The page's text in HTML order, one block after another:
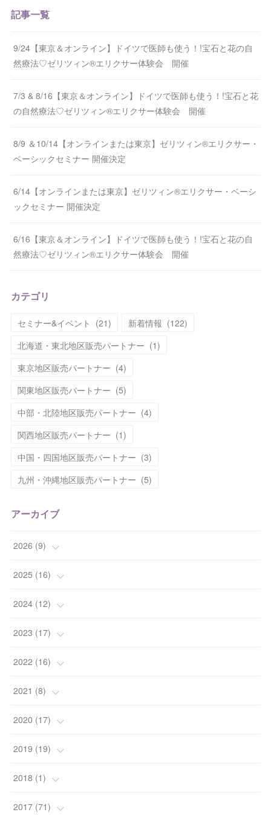
記事一覧
9/24【東京＆オンライン】ドイツで医師も使う！!宝石と花の自
然療法♡ゼリツィン®エリクサー体験会 開催
7/3 & 8/16【東京＆オンライン】ドイツで医師も使う！!宝石と花
の自然療法♡ゼリツィン®エリクサー体験会 開催
8/9 ＆10/14【オンラインまたは東京】ゼリツィン®エリクサー・
ベーシックセミナー 開催決定
6/14【オンラインまたは東京】ゼリツィン®エリクサー・ベーシ
ックセミナー 開催決定
6/16【東京＆オンライン】ドイツで医師も使う！!宝石と花の自
然療法♡ゼリツィン®エリクサー体験会 開催
カテゴリ
セミナー&イベント (21) 新着情報 (122)
北海道・東北地区販売パートナー (1)
東京地区販売パートナー (4)
関東地区販売パートナー (5)
中部・北陸地区販売パートナー (4)
関西地区販売パートナー (1)
中国・四国地区販売パートナー (3)
九州・沖縄地区販売パートナー (5)
アーカイブ
2026 (9)
(1)
( 2)
(2)
( 2)
(2
2025 (16)
( 2)
(2)
(6)
(4
2)
2024 (12)
(1)
(2)
(2
(3)
4)
2023 (17)
(1)
(5
(3)
( 4)
(2
2022 (16)
(1
(1)
(4)
(4
4)
2021 (8)
(3)
(2)
(1
(2)
2020 (17)
(2)
(4
(2)
2019 (19)
(4
(1)
2018 (1)
(1)
2017 (71)